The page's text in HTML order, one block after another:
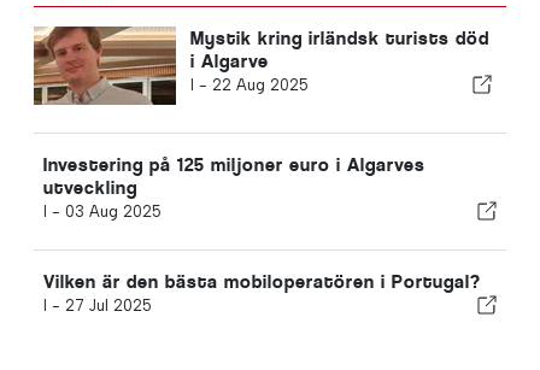
Mystik kring irländsk turists död
i Algarve
I - 22 Aug 2025
Investering på 125 miljoner euro i Algarves
utveckling
I - 03 Aug 2025
Vilken är den bästa mobiloperatören i Portugal?
I - 27 Jul 2025